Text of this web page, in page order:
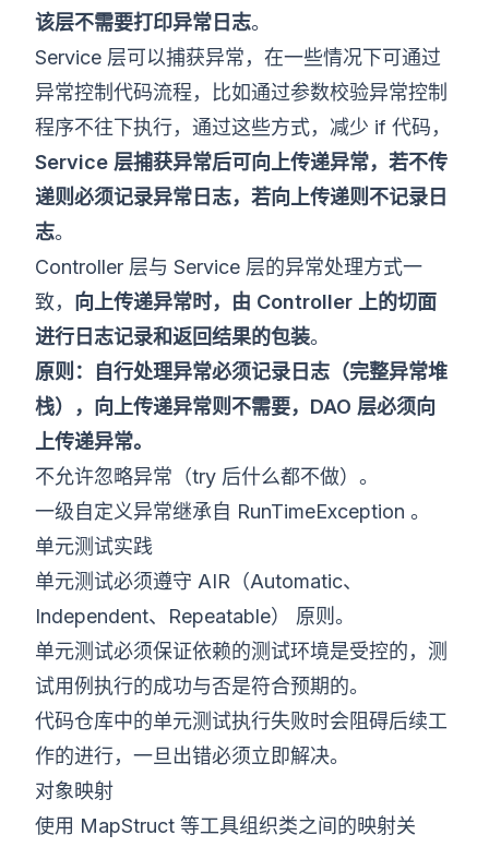
该层不需要打印异常日志。
Service 层可以捕获异常，在一些情况下可通过
异常控制代码流程，比如通过参数校验异常控制
程序不往下执行，通过这些方式，减少 if 代码，
Service 层捕获异常后可向上传递异常，若不传
递则必须记录异常日志，若向上传递则不记录日
志。
Controller 层与 Service 层的异常处理方式一
致， 向上传递异常时，由 Controller 上的切面
进行日志记录和返回结果的包装。
原则：自行处理异常必须记录日志（完整异常堆
栈），向上传递异常则不需要，DAO 层必须向
上传递异常。
不允许忽略异常（try 后什么都不做）。
一级自定义异常继承自 RunTimeException 。
单元测试实践
单元测试必须遵守 AIR（Automatic、
Independent、Repeatable） 原则。
单元测试必须保证依赖的测试环境是受控的，测
试用例执行的成功与否是符合预期的。
代码仓库中的单元测试执行失败时会阻碍后续工
作的进行，一旦出错必须立即解决。
对象映射
使用 MapStruct 等工具组织类之间的映射关